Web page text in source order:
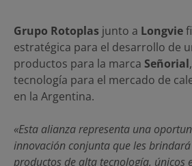
Grupo Rotoplas junto a Longvie
estratégica para el desarrollo de
productos para la marca Señorial
tecnología para el mercado de
en la Argentina.
«Esta alianza representa una
innovación conjunta que les
productos de alta tecnología, únicos